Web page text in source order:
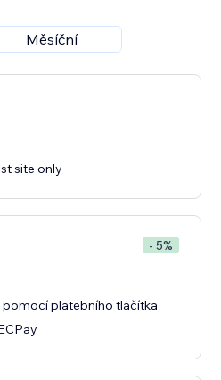
Měsíční
site only
- 5%
platebního tlačítka